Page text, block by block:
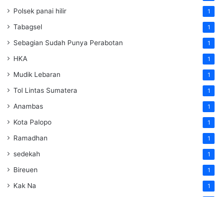
Polsek panai hilir 1
Tabagsel 1
Sebagian Sudah Punya Perabotan 1
HKA 1
Mudik Lebaran 1
Tol Lintas Sumatera 1
Anambas 1
Kota Palopo 1
Ramadhan 1
sedekah 1
Bireuen 1
Kak Na 1